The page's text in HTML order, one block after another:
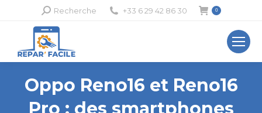
Recherche
Recherche +33 6 29 42 86 30 0
Oppo Reno16 et Reno16
Pro : des smartphones